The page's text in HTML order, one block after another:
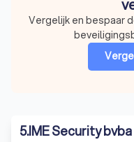
Vergelijk en bespaar
5.IME Security bvba